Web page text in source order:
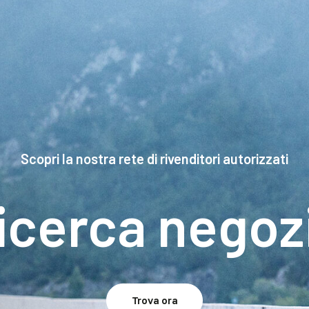
Scopri la nostra rete di rivenditori autorizzati
Trova ora